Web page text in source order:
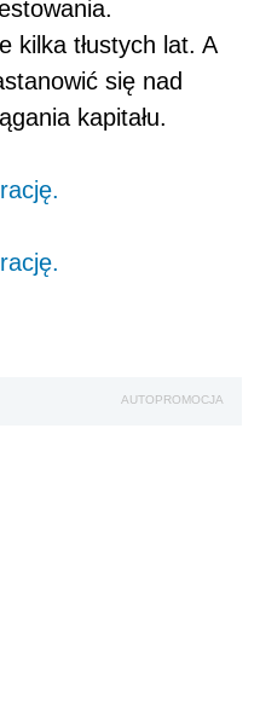
kilka tłustych lat. A
się nad
kapitału.
AUTOPROMOCJA